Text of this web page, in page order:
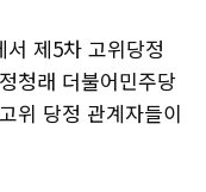
제5차 고위당정
청래 더불어민주당
위 당정 관계자들이